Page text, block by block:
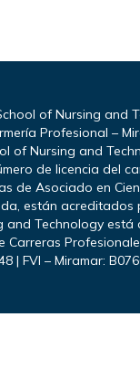
of Nursing and
Profesional –
of Nursing and
de licencia del
de Asociado en
están
and Technology
| FVI – Miramar: